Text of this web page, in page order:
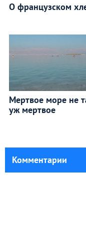
О французском
Мертвое море не
уж мертвое
Комментарии